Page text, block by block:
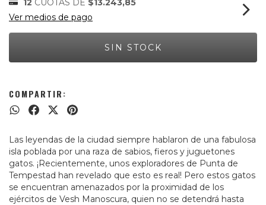
12 CUOTAS DE $13.243,85
Ver medios de pago
COMPARTIR:
Las leyendas de la ciudad siempre hablaron de una fabulosa
isla poblada por una raza de sabios, fieros y juguetones
gatos. ¡Recientemente, unos exploradores de Punta de
Tempestad han revelado que esto es real! Pero estos gatos
se encuentran amenazados por la proximidad de los
ejércitos de Vesh Manoscura, quien no se detendrá hasta